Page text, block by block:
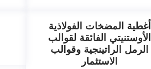
أغطية المضخات الفولاذية
الأوستنيتي الفائقة لقوالب
الرمل الراتينجية وقوالب
الاستثمار